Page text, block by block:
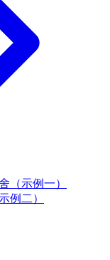
（示例一）
例二）